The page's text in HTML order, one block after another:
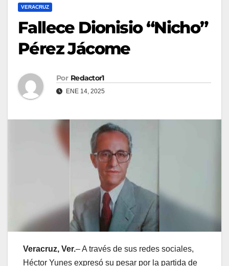
VERACRUZ
Fallece Dionisio “Nicho”
Pérez Jácome
Por Redactor1
ENE 14, 2025
Veracruz, Ver.– A través de sus redes sociales,
Héctor Yunes expresó su pesar por la partida de